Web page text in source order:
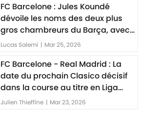
FC Barcelone : Jules Koundé
dévoile les noms des deux plus
gros chambreurs du Barça, avec
une petite surprise
Lucas Salemi | Mar 25, 2026
FC Barcelone - Real Madrid : La
date du prochain Clasico décisif
dans la course au titre en Liga
enfin fixée ?
Julien Thieffine | Mar 23, 2026